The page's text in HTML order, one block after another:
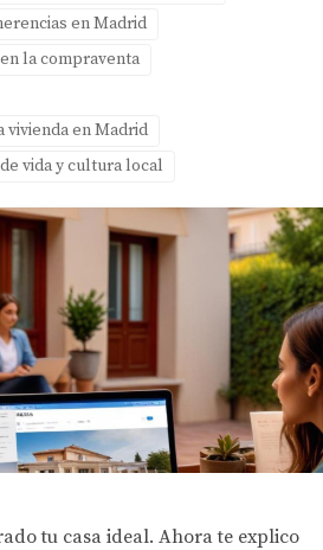
en Madrid
la compraventa
vivienda en Madrid
vida y cultura local
tu casa ideal. Ahora te explico